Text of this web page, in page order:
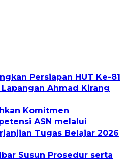
Persiapan HUT Ke-81
Lapangan Ahmad Kirang
Komitmen
ASN melalui
Tugas Belajar 2026
Susun Prosedur serta